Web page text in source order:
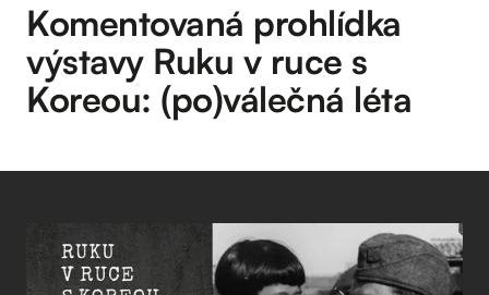
Komentovaná prohlídka
výstavy Ruku v ruce s
Koreou: (po)válečná léta